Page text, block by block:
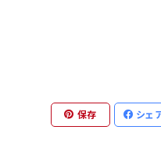
保存 シェ